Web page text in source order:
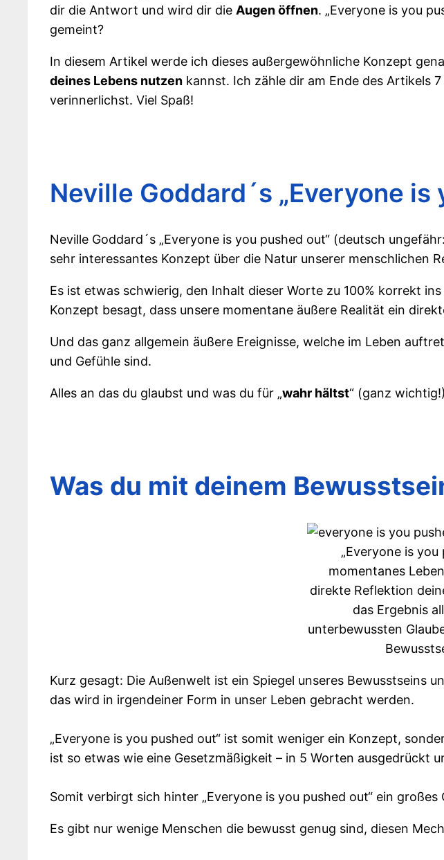
dir die Antwort und wird dir die Augen öffnen. „Everyone is you
gemeint?
In diesem Artikel werde ich dieses außergewöhnliche Konzept
deines Lebens nutzen kannst. Ich zähle dir am Ende des Artikels
verinnerlichst. Viel Spaß!
Neville Goddard´s „Everyone
Neville Goddard´s „Everyone is you pushed out“ (deutsch
sehr interessantes Konzept über die Natur unserer menschlichen
Es ist etwas schwierig, den Inhalt dieser Worte zu 100% korrekt
Konzept besagt, dass unsere momentane äußere Realität ein
Und das ganz allgemein äußere Ereignisse, welche im Leben
und Gefühle sind.
Alles an das du glaubst und was du für „wahr hältst“ (ganz
Was du mit deinem
„Everyone is you
momentanes
direkte Reflektion
das Ergebnis
unterbewussten
Kurz gesagt: Die Außenwelt ist ein Spiegel unseres Bewusstseins
das wird in irgendeiner Form in unser Leben gebracht werden.
„Everyone is you pushed out“ ist somit weniger ein Konzept,
ist so etwas wie eine Gesetzmäßigkeit – in 5 Worten ausgedrückt
Somit verbirgt sich hinter „Everyone is you pushed out“ ein
Es gibt nur wenige Menschen die bewusst genug sind, diesen